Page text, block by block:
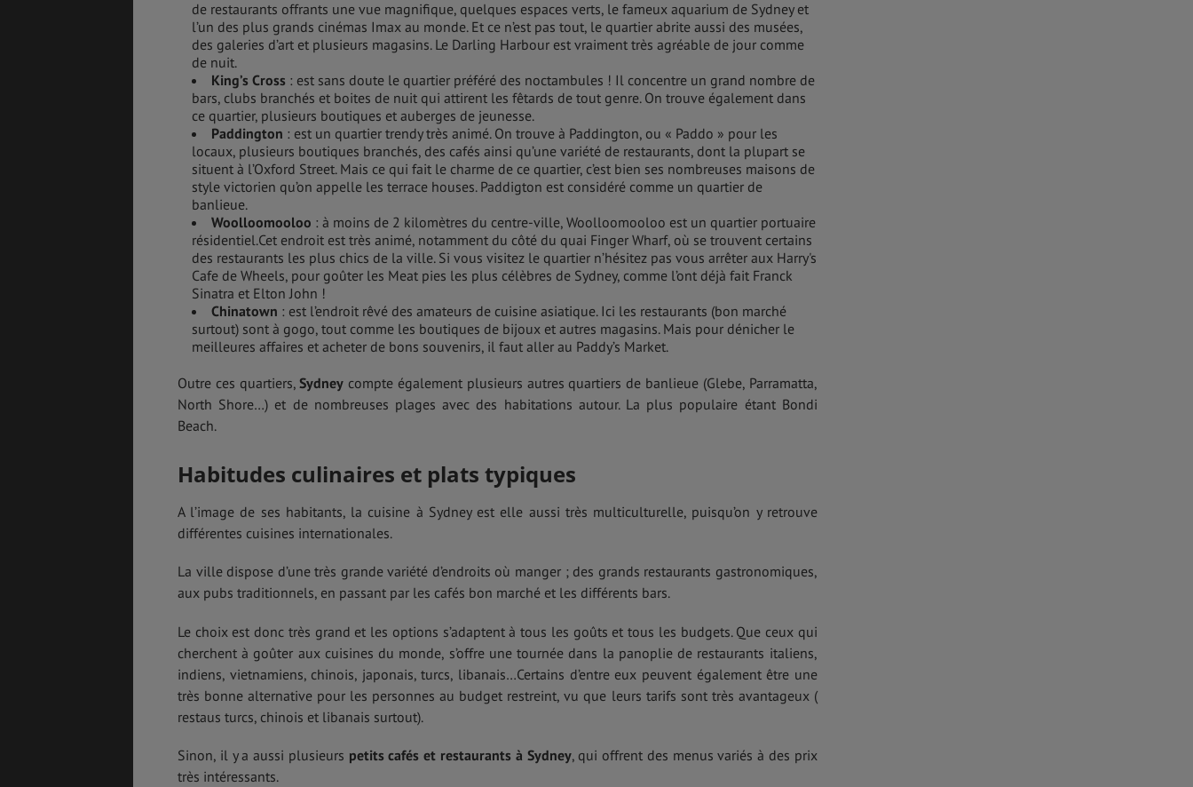
de restaurants offrants une vue magnifique, quelques espaces verts, le fameux aquarium de Sydney et
l’un des plus grands cinémas Imax au monde. Et ce n’est pas tout, le quartier abrite aussi des musées,
des galeries d’art et plusieurs magasins. Le Darling Harbour est vraiment très agréable de jour comme
de nuit.
King’s Cross : est sans doute le quartier préféré des noctambules ! Il concentre un grand nombre de
bars, clubs branchés et boites de nuit qui attirent les fêtards de tout genre. On trouve également dans
ce quartier, plusieurs boutiques et auberges de jeunesse.
Paddington : est un quartier trendy très animé. On trouve à Paddington, ou « Paddo » pour les
locaux, plusieurs boutiques branchés, des cafés ainsi qu’une variété de restaurants, dont la plupart se
situent à l’Oxford Street. Mais ce qui fait le charme de ce quartier, c’est bien ses nombreuses maisons de
style victorien qu’on appelle les terrace houses. Paddigton est considéré comme un quartier de
banlieue.
Woolloomooloo : à moins de 2 kilomètres du centre-ville, Woolloomooloo est un quartier portuaire
résidentiel.Cet endroit est très animé, notamment du côté du quai Finger Wharf, où se trouvent certains
des restaurants les plus chics de la ville. Si vous visitez le quartier n’hésitez pas vous arrêter aux Harry's
Cafe de Wheels, pour goûter les Meat pies les plus célèbres de Sydney, comme l’ont déjà fait Franck
Sinatra et Elton John !
Chinatown : est l’endroit rêvé des amateurs de cuisine asiatique. Ici les restaurants (bon marché
surtout) sont à gogo, tout comme les boutiques de bijoux et autres magasins. Mais pour dénicher le
meilleures affaires et acheter de bons souvenirs, il faut aller au Paddy’s Market.
Outre ces quartiers,Sydney compte également plusieurs autres quartiers de banlieue (Glebe, Parramatta,
North Shore…) et de nombreuses plages avec des habitations autour. La plus populaire étant Bondi
Beach.
Habitudes culinaires et plats typiques
A l’image de ses habitants, la cuisine à Sydney est elle aussi très multiculturelle, puisqu’on y retrouve
différentes cuisines internationales.
La ville dispose d’une très grande variété d’endroits où manger ; des grands restaurants gastronomiques,
aux pubs traditionnels, en passant par les cafés bon marché et les différents bars.
Le choix est donc très grand et les options s’adaptent à tous les goûts et tous les budgets. Que ceux qui
cherchent à goûter aux cuisines du monde, s’offre une tournée dans la panoplie de restaurants italiens,
indiens, vietnamiens, chinois, japonais, turcs, libanais…Certains d’entre eux peuvent également être une
très bonne alternative pour les personnes au budget restreint, vu que leurs tarifs sont très avantageux (
restaus turcs, chinois et libanais surtout).
Sinon, il y a aussi plusieurs petits cafés et restaurants à Sydney, qui offrent des menus variés à des prix
très intéressants.